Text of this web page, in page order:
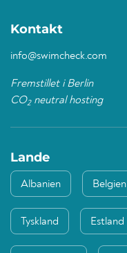
Kontakt
info@swimcheck.com
Fremstillet i Berlin
CO2neutral hosting
Lande
Albanien Belgien
Tyskland Estland